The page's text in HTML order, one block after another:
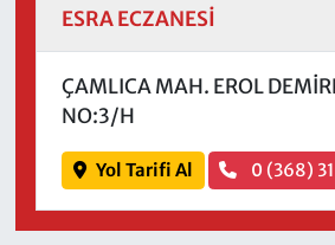
ESRA ECZANESİ
ÇAMLICA MAH. EROL
NO:3/H
Yol Tarifi Al 0 (368)